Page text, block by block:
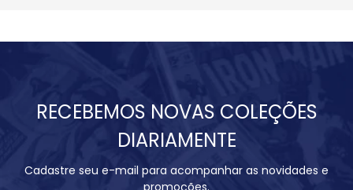
RECEBEMOS NOVAS COLEÇÕES
DIARIAMENTE
Cadastre seu e-mail para acompanhar as novidades e